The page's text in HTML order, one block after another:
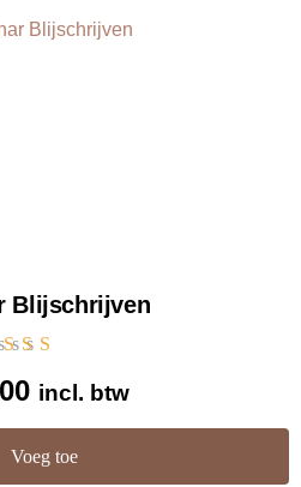
Blijschrijven
incl. btw
Voeg toe